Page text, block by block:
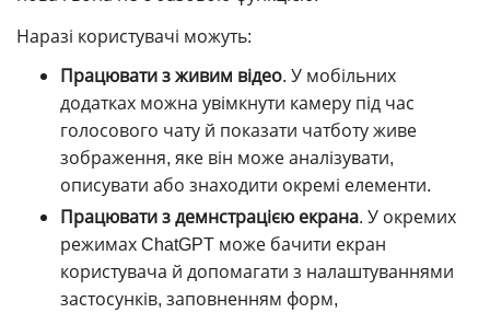
Наразі користувачі можуть:
Працювати з живим відео. У мобільних
додатках можна увімкнути камеру під час
голосового чату й показати чатботу живе
зображення, яке він може аналізувати,
описувати або знаходити окремі елементи.
Працювати з демнстрацією екрана. У окремих
режимах ChatGPT може бачити екран
користувача й допомагати з налаштуваннями
застосунків, заповненням форм,